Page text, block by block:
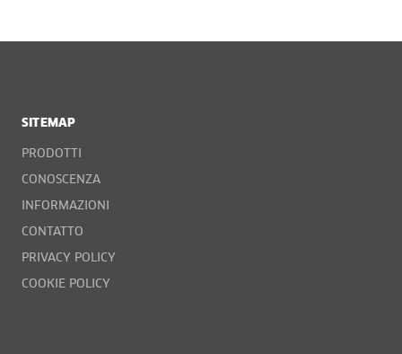
SITEMAP
PRODOTTI
CONOSCENZA
INFORMAZIONI
CONTATTO
PRIVACY POLICY
COOKIE POLICY